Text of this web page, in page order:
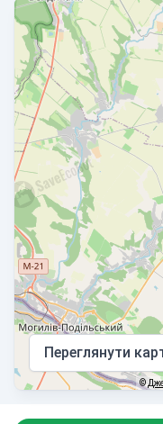
Переглянути
©